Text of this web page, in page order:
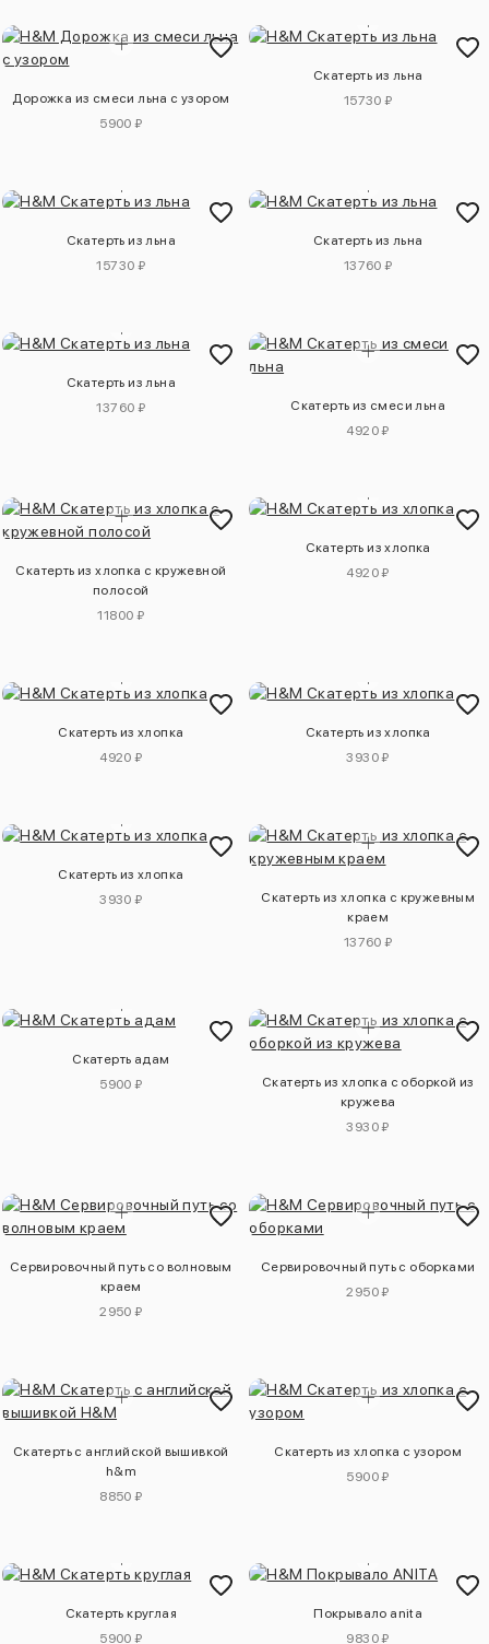
Дорожка из смеси льна с узором
5900 ₽
Скатерть из льна
15730 ₽
Скатерть из льна
15730 ₽
Скатерть из льна
13760 ₽
Скатерть из льна
13760 ₽
Скатерть из смеси льна
4920 ₽
Скатерть из хлопка с кружевной
полосой
11800 ₽
Скатерть из хлопка
4920 ₽
Скатерть из хлопка
4920 ₽
Скатерть из хлопка
3930 ₽
Скатерть из хлопка
3930 ₽
Скатерть из хлопка с кружевным
краем
13760 ₽
Скатерть адам
5900 ₽
Скатерть из хлопка с оборкой из
кружева
3930 ₽
Сервировочный путь со волновым
краем
2950 ₽
Сервировочный путь с оборками
2950 ₽
Скатерть с английской вышивкой
h&m
8850 ₽
Скатерть из хлопка с узором
5900 ₽
Скатерть круглая
5900 ₽
Покрывало anita
9830 ₽